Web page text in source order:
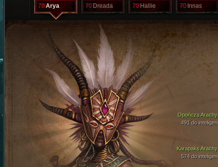
70Arya 70 Dreada 70 Hallie 70 Innas
Karapaks
574 do
Opończa
491 do